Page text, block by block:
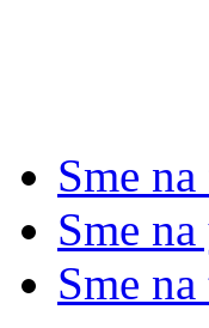
Sme
Sme
Sme